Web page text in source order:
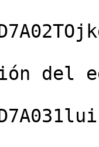
del